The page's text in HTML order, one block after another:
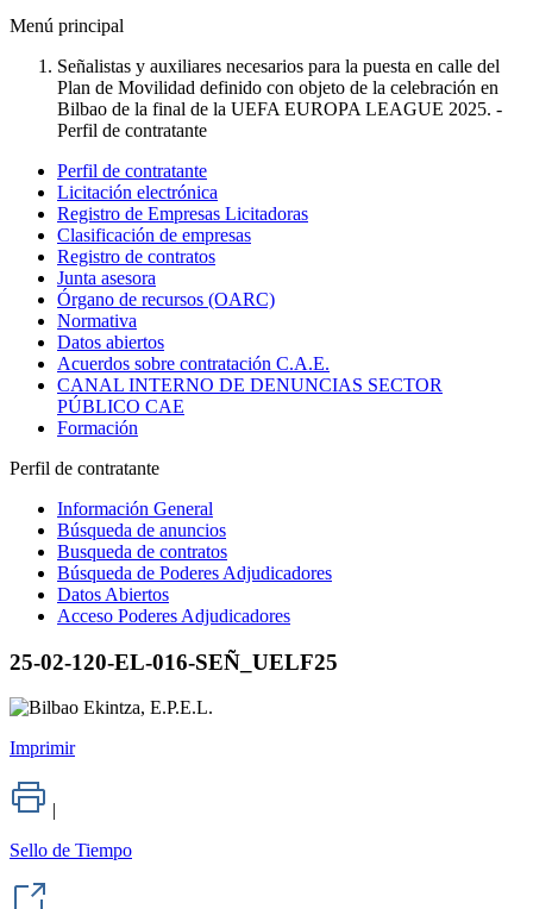
Menú principal
Señalistas y auxiliares necesarios para la puesta en calle del
Plan de Movilidad definido con objeto de la celebración en
Bilbao de la final de la UEFA EUROPA LEAGUE 2025. -
Perfil de contratante
Perfil de contratante
Licitación electrónica
Registro de Empresas Licitadoras
Clasificación de empresas
Registro de contratos
Junta asesora
Órgano de recursos (OARC)
Normativa
Datos abiertos
Acuerdos sobre contratación C.A.E.
CANAL INTERNO DE DENUNCIAS SECTOR
PÚBLICO CAE
Formación
Perfil de contratante
Información General
Búsqueda de anuncios
Busqueda de contratos
Búsqueda de Poderes Adjudicadores
Datos Abiertos
Acceso Poderes Adjudicadores
25-02-120-EL-016-SEÑ_UELF25
Imprimir
|
Sello de Tiempo